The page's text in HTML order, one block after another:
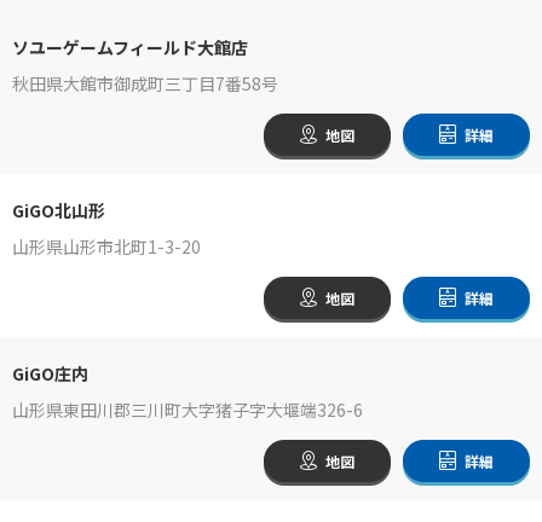
ソユーゲームフィールド大館店
秋田県大館市御成町三丁目7番58号
地図 詳細
GiGO北山形
山形県山形市北町1-3-20
地図 詳細
GiGO庄内
山形県東田川郡三川町大字猪子字大堰端326-6
地図 詳細